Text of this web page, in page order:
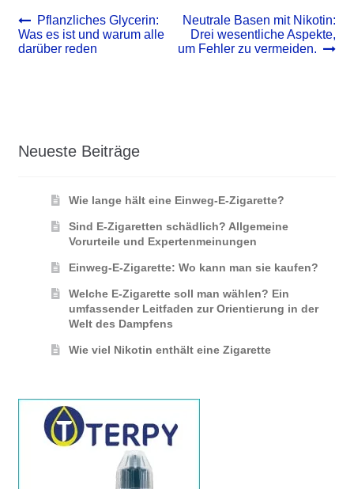
Beitrags-
Navigation
Vorheriger
Beitrag:
Pflanzliches Glycerin:
Was es ist und warum alle
darüber reden
Nächster
Beitrag:
Neutrale Basen mit Nikotin:
Drei wesentliche Aspekte,
um Fehler zu vermeiden.
Neueste Beiträge
Wie lange hält eine Einweg-E-Zigarette?
Sind E-Zigaretten schädlich? Allgemeine
Vorurteile und Expertenmeinungen
Einweg-E-Zigarette: Wo kann man sie kaufen?
Welche E-Zigarette soll man wählen? Ein
umfassender Leitfaden zur Orientierung in der
Welt des Dampfens
Wie viel Nikotin enthält eine Zigarette